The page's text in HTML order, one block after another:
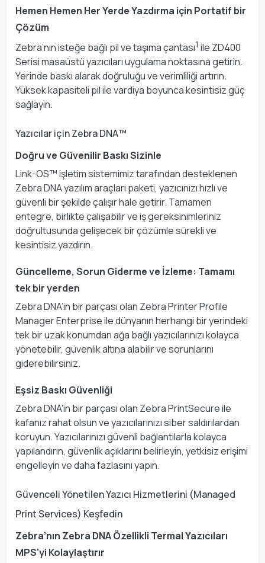
Hemen Hemen Her Yerde Yazdırma için Portatif bir
Çözüm
Zebra’nın isteğe bağlı pil ve taşıma çantası1 ile ZD400
Serisi masaüstü yazıcıları uygulama noktasına getirin.
Yerinde baskı alarak doğruluğu ve verimliliği artırın.
Yüksek kapasiteli pil ile vardiya boyunca kesintisiz güç
sağlayın.
Yazıcılar için Zebra DNA™
Doğru ve Güvenilir Baskı Sizinle
Link-OS™ işletim sistemimiz tarafından desteklenen
Zebra DNA yazılım araçları paketi, yazıcınızı hızlı ve
güvenli bir şekilde çalışır hale getirir. Tamamen
entegre, birlikte çalışabilir ve iş gereksinimleriniz
doğrultusunda gelişecek bir çözümle sürekli ve
kesintisiz yazdırın.
Güncelleme, Sorun Giderme ve İzleme: Tamamı
tek bir yerden
Zebra DNA’in bir parçası olan Zebra Printer Profile
Manager Enterprise ile dünyanın herhangi bir yerindeki
tek bir uzak konumdan ağa bağlı yazıcılarınızı kolayca
yönetebilir, güvenlik altına alabilir ve sorunlarını
giderebilirsiniz.
Eşsiz Baskı Güvenliği
Zebra DNA’in bir parçası olan Zebra PrintSecure ile
kafanız rahat olsun ve yazıcılarınızı siber saldırılardan
koruyun. Yazıcılarınızı güvenli bağlantılarla kolayca
yapılandırın, güvenlik açıklarını belirleyin, yetkisiz erişimi
engelleyin ve daha fazlasını yapın.
Güvenceli Yönetilen Yazıcı Hizmetlerini (Managed
Print Services) Keşfedin
Zebra’nın Zebra DNA Özellikli Termal Yazıcıları
MPS'yi Kolaylaştırır